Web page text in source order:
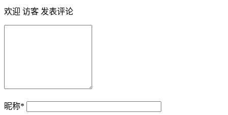
欢迎 访客 发表评论
昵称*